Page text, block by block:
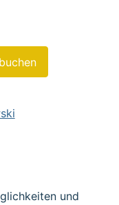
und